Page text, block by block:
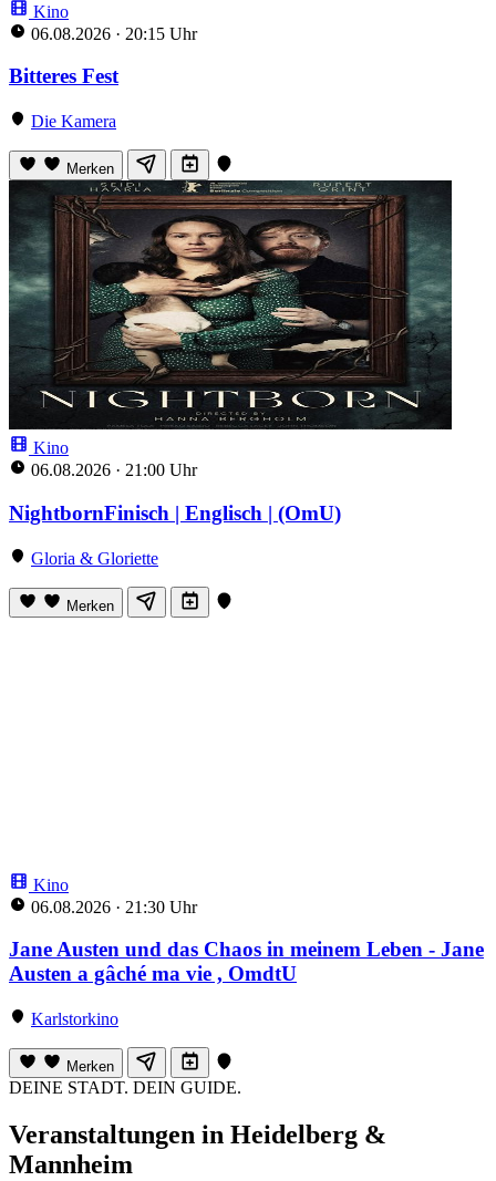
Kino
06.08.2026 · 20:15 Uhr
Bitteres Fest
Die Kamera
Merken
Kino
06.08.2026 · 21:00 Uhr
NightbornFinisch | Englisch | (OmU)
Gloria & Gloriette
Merken
Kino
06.08.2026 · 21:30 Uhr
Jane Austen und das Chaos in meinem Leben - Jane
Austen a gâché ma vie , OmdtU
Karlstorkino
Merken
DEINE STADT. DEIN GUIDE.
Veranstaltungen in Heidelberg &
Mannheim